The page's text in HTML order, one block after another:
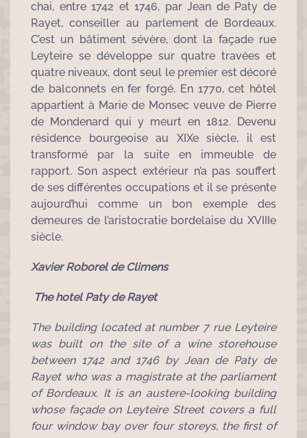
chai, entre 1742 et 1746, par Jean de Paty de
Rayet, conseiller au parlement de Bordeaux.
C’est un bâtiment sévère, dont la façade rue
Leyteire se développe sur quatre travées et
quatre niveaux, dont seul le premier est décoré
de balconnets en fer forgé. En 1770, cet hôtel
appartient à Marie de Monsec veuve de Pierre
de Mondenard qui y meurt en 1812. Devenu
résidence bourgeoise au XIXe siècle, il est
transformé par la suite en immeuble de
rapport. Son aspect extérieur n’a pas souffert
de ses différentes occupations et il se présente
aujourd’hui comme un bon exemple des
demeures de l’aristocratie bordelaise du XVIIIe
siècle.
Xavier Roborel de Climens
The hotel Paty de Rayet
The building located at number 7 rue Leyteire
was built on the site of a wine storehouse
between 1742 and 1746 by Jean de Paty de
Rayet who was a magistrate at the parliament
of Bordeaux. It is an austere-looking building
whose façade on Leyteire Street covers a full
four window bay over four storeys, the first of